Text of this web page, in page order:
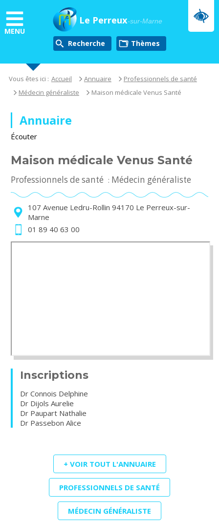
au
contenu
principal
MENU
Le Perreux-sur-Marne
Recherche thèmes
Vous êtes ici : Accueil Annuaire
Professionnels de santé
Médecin généraliste
Maison médicale Venus Santé
Annuaire
Écouter
Maison médicale Venus Santé
Professionnels de santé : Médecin généraliste
107 Avenue Ledru-Rollin 94170 Le Perreux-sur-
Marne
01 89 40 63 00
Inscriptions
Dr Connois Delphine
Dr Dijols Aurelie
Dr Paupart Nathalie
Dr Passebon Alice
+ VOIR TOUT L'ANNUAIRE
PROFESSIONNELS DE SANTÉ
MÉDECIN GÉNÉRALISTE